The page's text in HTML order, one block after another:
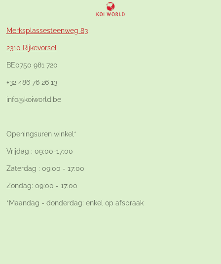
Merksplassesteenweg 83
2310 Rijkevorsel
BE0750 981 720
+32 486 76 26 13
info@koiworld.be
Openingsuren winkel*
Vrijdag : 09:00-17:00
Zaterdag : 09:00 - 17:00
Zondag: 09:00 - 17:00
*Maandag - donderdag: enkel op afspraak